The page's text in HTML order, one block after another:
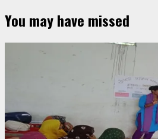
You may have missed